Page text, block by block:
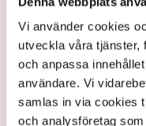
Vi använder cookies
utveckla våra tjänster,
och anpassa
användare. Vi
samlas in via cookies
och analysföretag
AI-
Torvtäkten i
sedan 28 juli.